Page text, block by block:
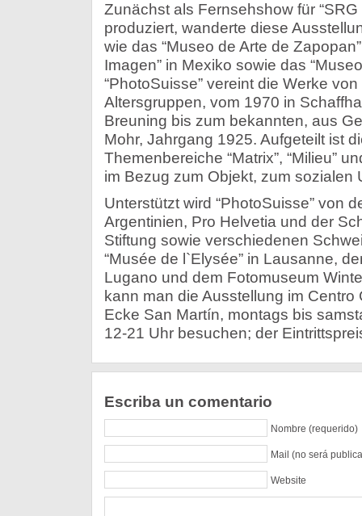
Zunächst als Fernsehshow für
produziert, wanderte diese
wie das “Museo de Arte de
Imagen” in Mexiko sowie das
“PhotoSuisse” vereint die Werke
Altersgruppen, vom 1970 in
Breuning bis zum bekannten, aus
Mohr, Jahrgang 1925. Aufgeteilt ist
Themenbereiche “Matrix”, “Milieu”
im Bezug zum Objekt, zum sozialen
Unterstützt wird “PhotoSuisse” von
Argentinien, Pro Helvetia und der
Stiftung sowie verschiedenen
“Musée de l`Elysée” in Lausanne,
Lugano und dem Fotomuseum
kann man die Ausstellung im
Ecke San Martín, montags bis
12-21 Uhr besuchen; der
Escriba un comentario
Nombre (requerido)
Mail (no será
Website